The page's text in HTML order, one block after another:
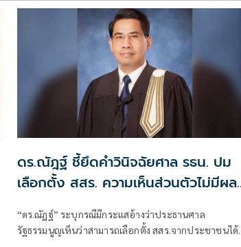
ดร.ณัฎฐ์ ชี้ยึดคำวินิจฉัยศาล รธน. ปม
เลือกตั้ง สสร. ความเห็นส่วนตัวไม่มีผล
“ดร.ณัฏฐ์” ระบุกรณีมีกระแสอ้างว่าประธานศาล
รัฐธรรมนูญเห็นว่าสามารถเลือกตั้ง สสร.จากประชาชนได้